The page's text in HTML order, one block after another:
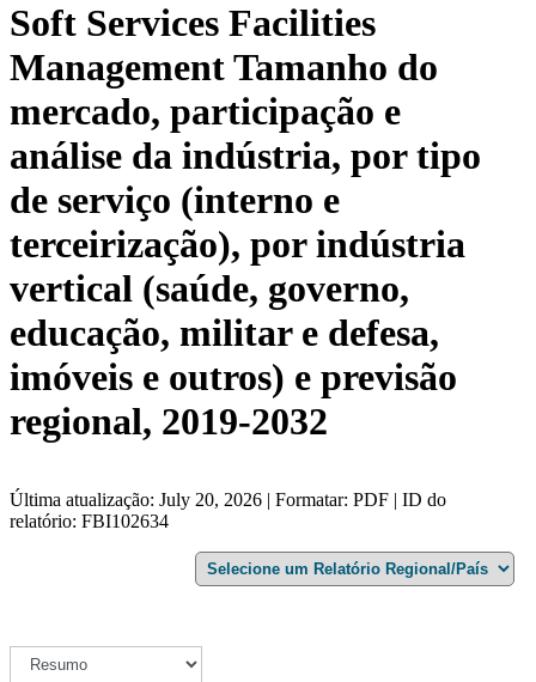
Soft Services Facilities
Management Tamanho do
mercado, participação e
análise da indústria, por tipo
de serviço (interno e
terceirização), por indústria
vertical (saúde, governo,
educação, militar e defesa,
imóveis e outros) e previsão
regional, 2019-2032
Última atualização: July 20, 2026 | Formatar: PDF | ID do
relatório: FBI102634